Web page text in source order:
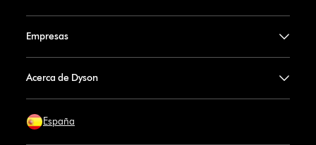
Empresas
Acerca de Dyson
España